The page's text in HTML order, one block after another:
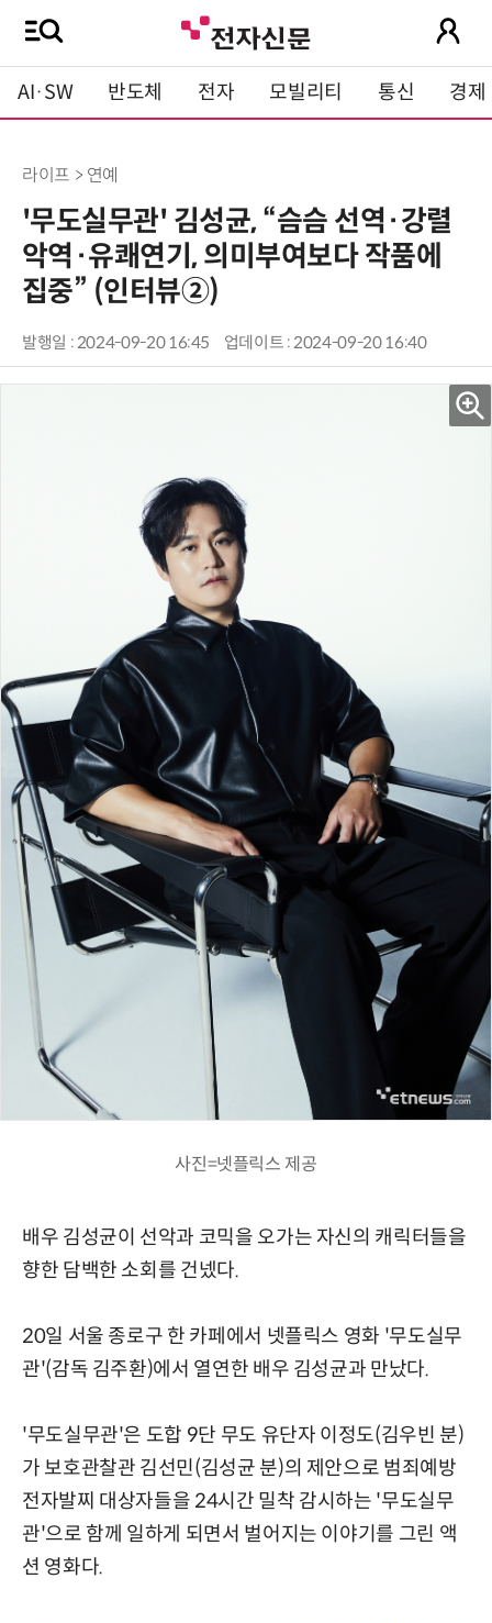
AI·SW 반도체 전자 모빌리티 통신 경제
라이프 > 연예
'무도실무관' 김성균, “슴슴 선역·강렬
악역·유쾌연기, 의미부여보다 작품에
집중” (인터뷰②)
발행일 : 2024-09-20 16:45 업데이트 : 2024-09-20 16:40
사진=넷플릭스 제공
배우 김성균이 선악과 코믹을 오가는 자신의 캐릭터들을
향한 담백한 소회를 건넸다.
20일 서울 종로구 한 카페에서 넷플릭스 영화 '무도실무
관'(감독 김주환)에서 열연한 배우 김성균과 만났다.
'무도실무관'은 도합 9단 무도 유단자 이정도(김우빈 분)
가 보호관찰관 김선민(김성균 분)의 제안으로 범죄예방
전자발찌 대상자들을 24시간 밀착 감시하는 '무도실무
관'으로 함께 일하게 되면서 벌어지는 이야기를 그린 액
션 영화다.